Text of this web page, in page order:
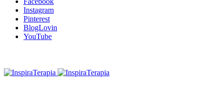
Instagram
Pinterest
BlogLovin
YouTube